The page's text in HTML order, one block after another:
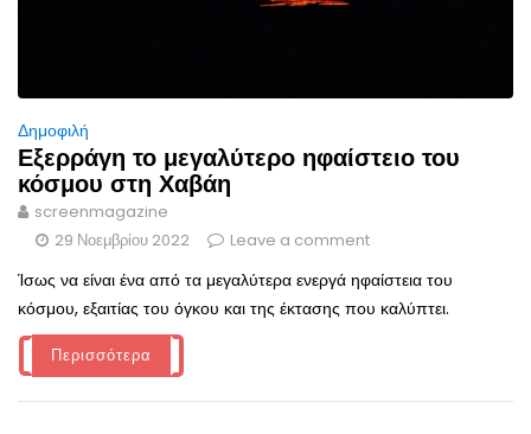
Δημοφιλή
Εξερράγη το μεγαλύτερο ηφαίστειο του
κόσμου στη Χαβάη
screenmagazine
29 Νοεμβρίου 2022
Leave a comment
Ίσως να είναι ένα από τα μεγαλύτερα ενεργά ηφαίστεια του
κόσμου, εξαιτίας του όγκου και της έκτασης που καλύπτει.
Περισσότερα